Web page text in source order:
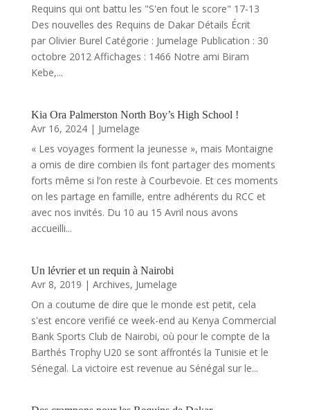
Requins qui ont battu les "S'en fout le score" 17-13
Des nouvelles des Requins de Dakar Détails Écrit
par Olivier Burel Catégorie : Jumelage Publication : 30
octobre 2012 Affichages : 1466 Notre ami Biram
Kebe,...
Kia Ora Palmerston North Boy’s High School !
Avr 16, 2024| Jumelage
« Les voyages forment la jeunesse », mais Montaigne
a omis de dire combien ils font partager des moments
forts même si l’on reste à Courbevoie. Et ces moments
on les partage en famille, entre adhérents du RCC et
avec nos invités. Du 10 au 15 Avril nous avons
accueilli...
Un lévrier et un requin à Nairobi
Avr 8, 2019 | Archives, Jumelage
On a coutume de dire que le monde est petit, cela
s'est encore verifié ce week-end au Kenya Commercial
Bank Sports Club de Nairobi, où pour le compte de la
Barthés Trophy U20 se sont affrontés la Tunisie et le
Sénegal. La victoire est revenue au Sénégal sur le...